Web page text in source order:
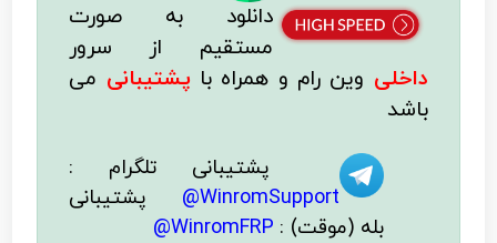
دانلود به صورت
مستقیم از سرور
داخلی وین رام و همراه باپشتیبانی می
باشد
پشتیبانی تلگرام :
WinromSupport@
پشتیبانی
بله (موقت) : WinromFRP@